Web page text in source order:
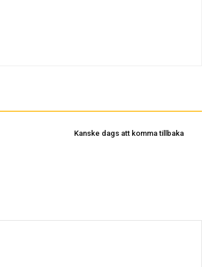
Kanske dags att komma tillbaka